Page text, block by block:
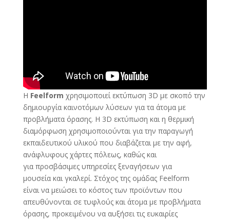
H Feelform χρησιμοποιεί εκτύπωση 3D με σκοπό την
δημιουργία καινοτόμων λύσεων για τα άτομα με
προβλήματα όρασης. Η 3D εκτύπωση και η θερμική
διαμόρφωση χρησιμοποιούνται για την παραγωγή
εκπαιδευτικού υλικού που διαβάζεται με την αφή,
ανάφλυφους χάρτες πόλεως, καθώς και
για προσβάσιμες υπηρεσίες ξεναγήσεων για
μουσεία και γκαλερί. Στόχος της ομάδας Feelform
είναι να μειώσει το κόστος των προϊόντων που
απευθύνονται σε τυφλούς και άτομα με προβλήματα
όρασης, προκειμένου να αυξήσει τις ευκαιρίες